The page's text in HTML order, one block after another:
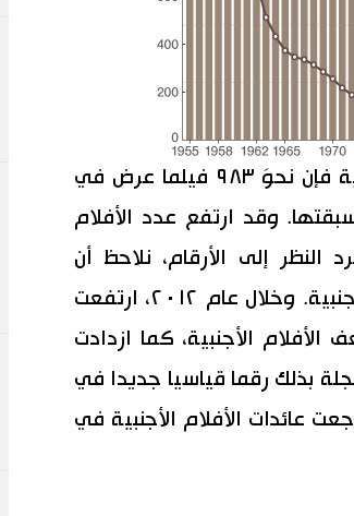
وفقا لإحصاءات جمعية إنتاج الأفلام المتحركة اليابانية فإن نحوَ ٩٨٣ فيلما عرض في
سبقتها. وقد ارتفع عدد الأفلام
إلى الأرقام، نلاحظ أن
الأفلام اليابانية تبدي علامات تفوقها على الأفلام الأجنبية. وخلال عام ٢٠١٢، ارتفعت
الأفلام الأجنبية، كما ازدادت
العام السابق ، مسجلة بذلك رقما قياسيا جديدا في
عائدات الأفلام الأجنبية في